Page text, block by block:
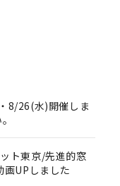
8/26(水)開催しま
ト東京/先進的窓
画UPしました